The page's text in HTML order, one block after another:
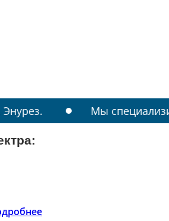
Мы специализируемся